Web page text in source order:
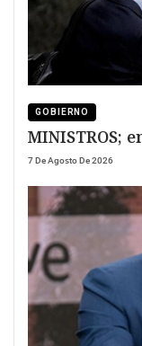
GOBIERNO
MINISTROS;
7 De Agosto De 2026